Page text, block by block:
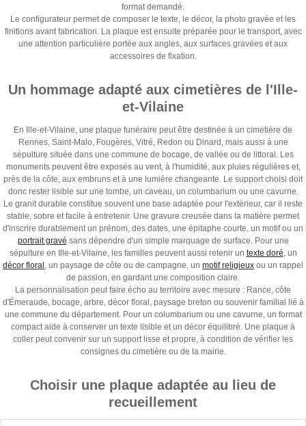
format demandé.
Le configurateur permet de composer le texte, le décor, la photo gravée et les
finitions avant fabrication. La plaque est ensuite préparée pour le transport, avec
une attention particulière portée aux angles, aux surfaces gravées et aux
accessoires de fixation.
Un hommage adapté aux cimetières de l'Ille-
et-Vilaine
En Ille-et-Vilaine, une plaque funéraire peut être destinée à un cimetière de
Rennes, Saint-Malo, Fougères, Vitré, Redon ou Dinard, mais aussi à une
sépulture située dans une commune de bocage, de vallée ou de littoral. Les
monuments peuvent être exposés au vent, à l'humidité, aux pluies régulières et,
près de la côte, aux embruns et à une lumière changeante. Le support choisi doit
donc rester lisible sur une tombe, un caveau, un columbarium ou une cavurne.
Le granit durable constitue souvent une base adaptée pour l'extérieur, car il reste
stable, sobre et facile à entretenir. Une gravure creusée dans la matière permet
d'inscrire durablement un prénom, des dates, une épitaphe courte, un motif ou un
portrait gravé sans dépendre d'un simple marquage de surface. Pour une
sépulture en Ille-et-Vilaine, les familles peuvent aussi retenir un texte doré, un
décor floral , un paysage de côte ou de campagne, un motif religieux ou un rappel
de passion, en gardant une composition claire.
La personnalisation peut faire écho au territoire avec mesure : Rance, côte
d'Émeraude, bocage, arbre, décor floral, paysage breton ou souvenir familial lié à
une commune du département. Pour un columbarium ou une cavurne, un format
compact aide à conserver un texte lisible et un décor équilibré. Une plaque à
coller peut convenir sur un support lisse et propre, à condition de vérifier les
consignes du cimetière ou de la mairie.
Choisir une plaque adaptée au lieu de
recueillement